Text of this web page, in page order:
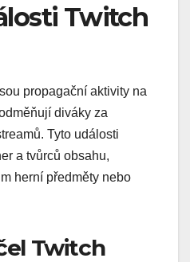
Twitch
propagační aktivity na
diváky za
Tyto události
a tvůrců obsahu,
herní předměty nebo
Twitch